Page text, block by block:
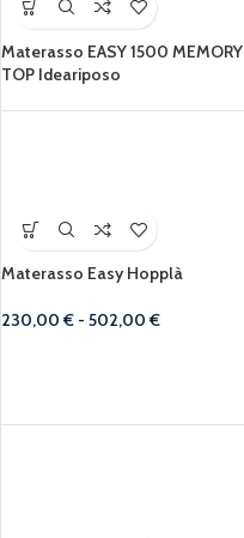
Materasso EASY 1500 MEMORY
TOP Ideariposo
Materasso Easy Hopplà
230,00€ - 502,00€